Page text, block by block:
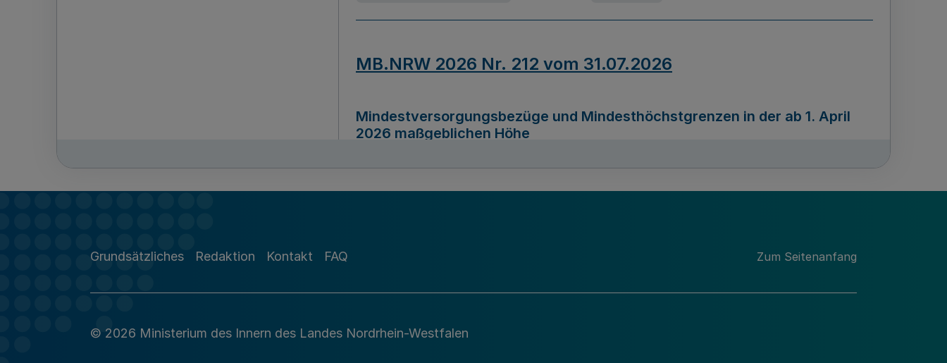
MB.NRW 2026 Nr. 212 vom 31.07.2026
Mindestversorgungsbezüge und Mindesthöchstgrenzen in der ab 1. April
2026 maßgeblichen Höhe
Richtlinie zur Durchführung des Förderprogramms „Mittelstand Innovativ &
Grundsätzliches Redaktion Kontakt FAQ Zum Seitenanfang
© 2026 Ministerium des Innern des Landes Nordrhein-Westfalen